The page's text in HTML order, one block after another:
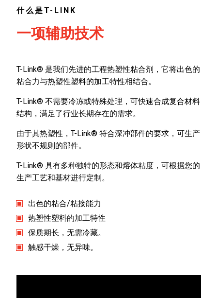
什么是T-LINK
一项辅助技术
T-Link® 是我们先进的工程热塑性粘合剂，它将出色的
粘合力与热塑性塑料的加工特性相结合。
T-Link® 不需要冷冻或特殊处理，可快速合成复合材料
结构，满足了行业长期存在的需求。
由于其热塑性，T-Link® 符合深冲部件的要求，可生产
形状不规则的部件。
T-Link® 具有多种独特的形态和熔体粘度，可根据您的
生产工艺和基材进行定制。
出色的粘合/粘接能力
热塑性塑料的加工特性
保质期长，无需冷藏。
触感干燥，无异味。